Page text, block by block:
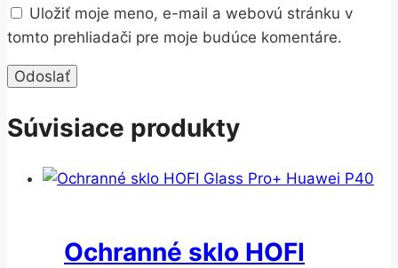
Uložiť moje meno, e-mail a webovú stránku v
tomto prehliadači pre moje budúce komentáre.
Súvisiace produkty
Ochranné sklo HOFI